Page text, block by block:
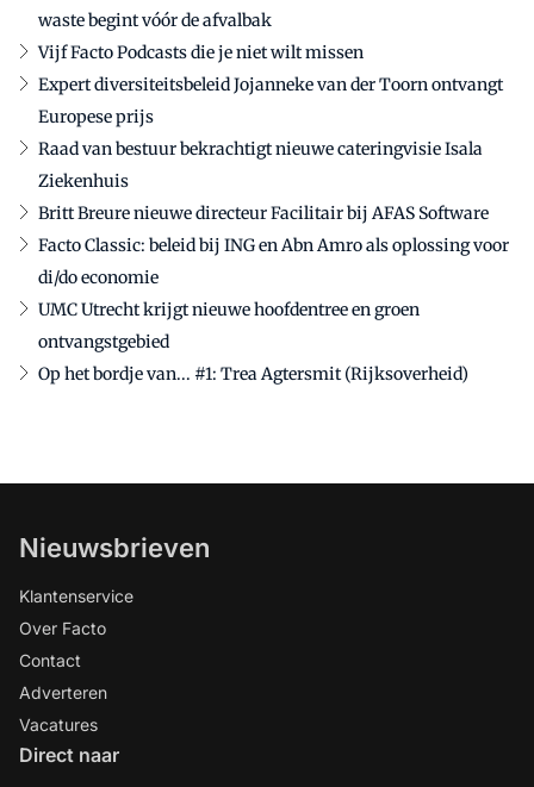
waste begint vóór de afvalbak
Vijf Facto Podcasts die je niet wilt missen
Expert diversiteitsbeleid Jojanneke van der Toorn ontvangt
Europese prijs
Raad van bestuur bekrachtigt nieuwe cateringvisie Isala
Ziekenhuis
Britt Breure nieuwe directeur Facilitair bij AFAS Software
Facto Classic: beleid bij ING en Abn Amro als oplossing voor
di/do economie
UMC Utrecht krijgt nieuwe hoofdentree en groen
ontvangstgebied
Op het bordje van... #1: Trea Agtersmit (Rijksoverheid)
Nieuwsbrieven
Klantenservice
Over Facto
Contact
Adverteren
Vacatures
Direct naar